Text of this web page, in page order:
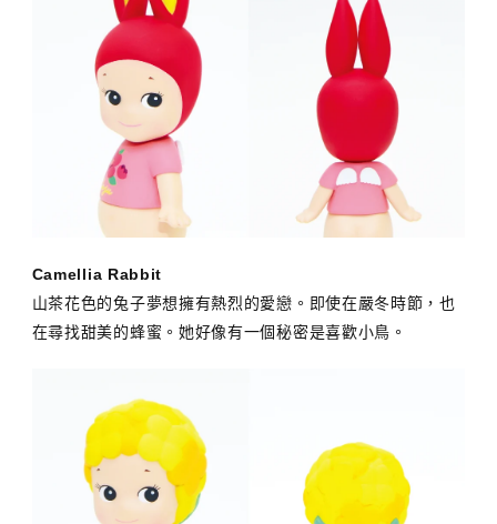
Camellia Rabbit
山茶花色的兔子夢想擁有熱烈的愛戀。即使在嚴冬時節，也
在尋找甜美的蜂蜜。她好像有一個秘密是喜歡小鳥。